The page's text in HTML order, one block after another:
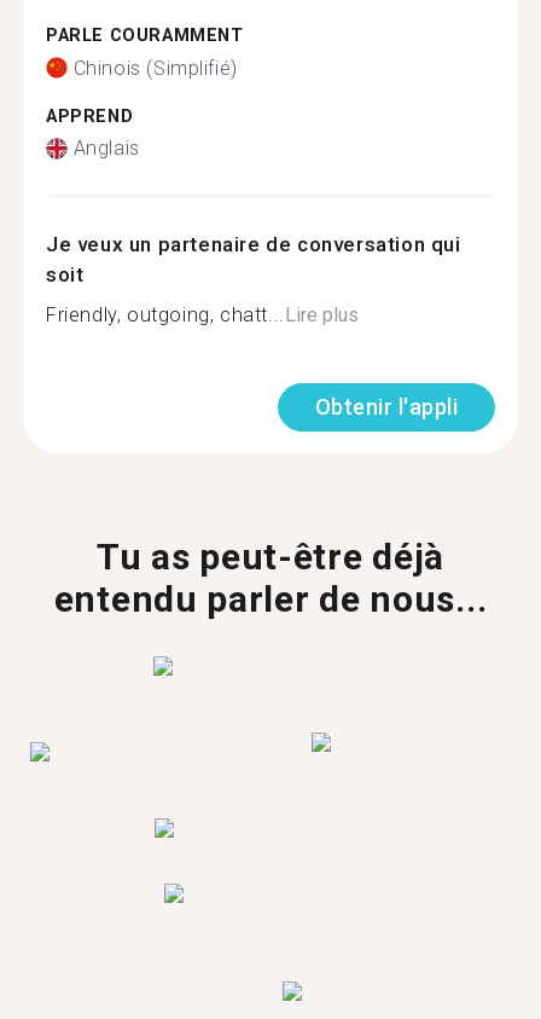
PARLE COURAMMENT
Chinois (Simplifié)
APPREND
Anglais
Je veux un partenaire de conversation qui
soit
Friendly, outgoing, chatt...Lire plus
Obtenir l'appli
Tu as peut-être déjà
entendu parler de nous...